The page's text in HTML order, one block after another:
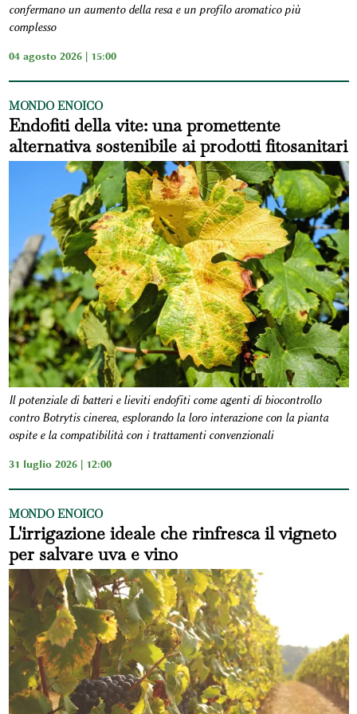
confermano un aumento della resa e un profilo aromatico più
complesso
04 agosto 2026 | 15:00
MONDO ENOICO
Endofiti della vite: una promettente
alternativa sostenibile ai prodotti fitosanitari
Il potenziale di batteri e lieviti endofiti come agenti di biocontrollo
contro Botrytis cinerea, esplorando la loro interazione con la pianta
ospite e la compatibilità con i trattamenti convenzionali
31 luglio 2026 | 12:00
MONDO ENOICO
L'irrigazione ideale che rinfresca il vigneto
per salvare uva e vino